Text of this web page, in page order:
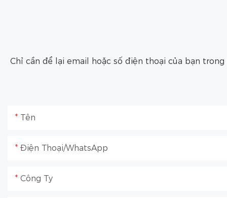
Chỉ cần để lại email hoặc số điện thoại của bạn
Tên
Điện Thoại/WhatsApp
Công Ty